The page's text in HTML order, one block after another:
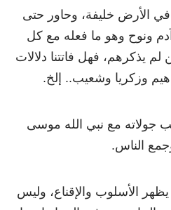
الأرض خليفة، وحاور حتى
ونوح وهو ما فعله مع كل
لم يذكرهم، فهل فاتتنا دلالات
وزكريا وشعيب.. إلخ.
مع نبي الله موسى
الناس.
يظهر الأسلوب والإقناع، وليس